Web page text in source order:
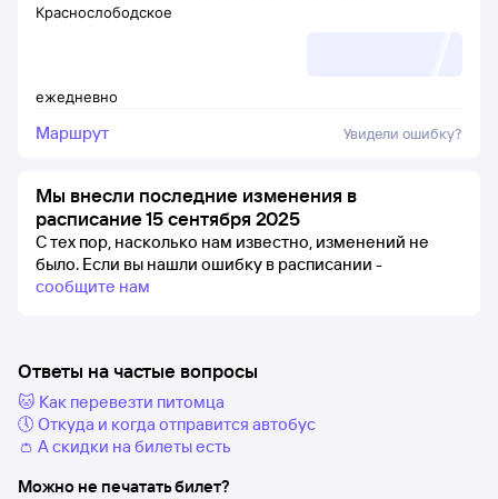
ежедневно
Краснослободское
Маршрут Увидели ошибку?
Мы внесли последние изменения в
расписание 15 сентября 2025
С тех пор, насколько нам известно, изменений не
было. Если вы нашли ошибку в расписании -
сообщите нам
Ответы на частые вопросы
🐱 Как перевезти питомца
🕔 Откуда и когда отправится автобус
👛 А скидки на билеты есть
Можно не печатать билет?